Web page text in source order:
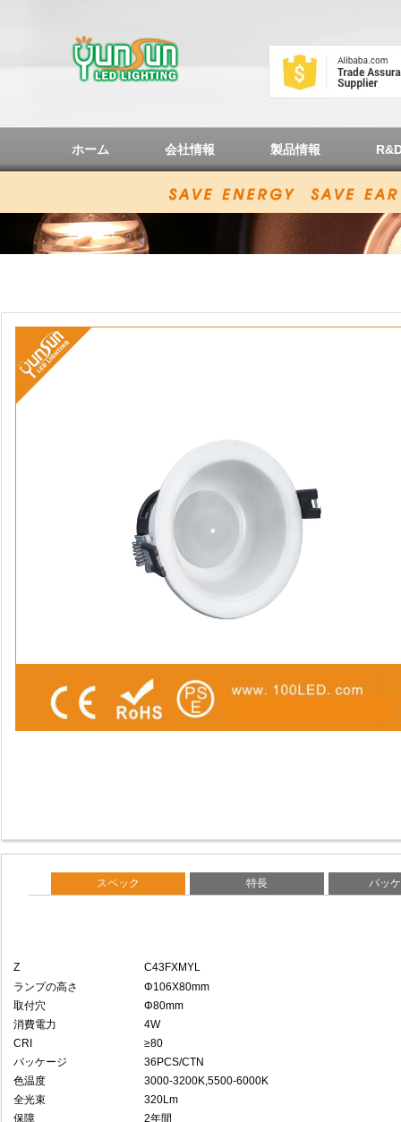
ホーム 会社情報 製品情報
スペック 特長 パッ
Z
C43FXMYL
ランプの高さ
Φ106X80mm
取付穴
Φ80mm
消費電力
4W
CRI
≥80
パッケージ
36PCS/CTN
色温度
3000-3200K,5500-6000K
全光束
320Lm
保障
2年間